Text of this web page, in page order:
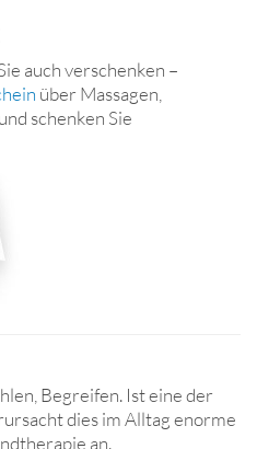
auch verschenken –
über Massagen,
schenken Sie
Begreifen. Ist eine der
dies im Alltag enorme
an.